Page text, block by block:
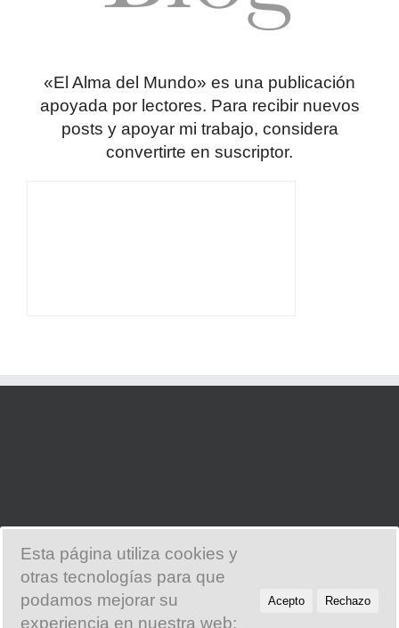
«El Alma del Mundo» es una publicación
apoyada por lectores. Para recibir nuevos
posts y apoyar mi trabajo, considera
convertirte en suscriptor.
© Copyright 2014 -
Reserved
Esta página utiliza cookies y
otras tecnologías para que
podamos mejorar su
experiencia en nuestra web:
Acepto Rechazo